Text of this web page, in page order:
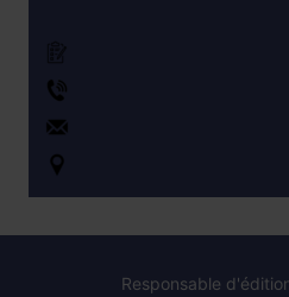
Responsable